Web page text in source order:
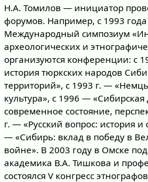
Н.А. Томилов — инициатор
форумов. Например, с 1993 года
Международный симпозиум
археологических и
организуются конференции: с
история тюркских народов
территорий», с 1993 г. —
культура», с 1996 — «Сибирская
современное состояние,
г. — «Русский вопрос: история и
— «Сибирь: вклад в победу в
войне». В 2003 году в Омске
академика В.А. Тишкова и
состоялся V конгресс